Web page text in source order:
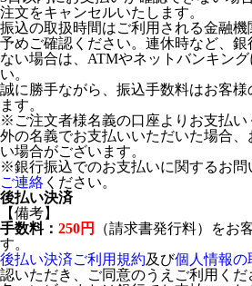
注文をキャンセルいたします。
振込の取扱時間はご利用される金融
予めご確認ください。連休時など、銀
ない場合は、ATMやネットバンキン
い。
誠に勝手ながら、振込手数料はお客
ます。
※ご注文者様名義の口座よりお支払い
外の名義でお支払いいただいた場合
い場合がございます。
※銀行振込でのお支払いに関するお問
ご連絡 ください。
後払い決済
【備考】
手数料： 250円
（請求書発行料）をお
す。
後払い決済ご利用規約及び個人情報の
認いただき、ご同意のうえご利用くだ